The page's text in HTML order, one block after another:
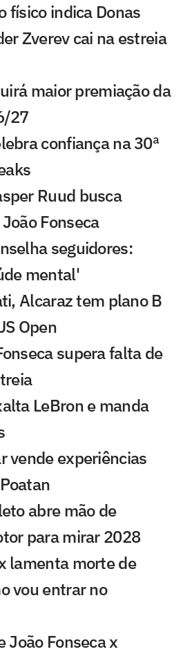
físico indica Donas
Zverev cai na estreia
maior premiação da
27
confiança na 30ª
Ruud busca
Fonseca
seguidores:
mental'
Alcaraz tem plano B
Open
supera falta de
LeBron e manda
vende experiências
abre mão de
para mirar 2028
lamenta morte de
vou entrar no
João Fonseca x